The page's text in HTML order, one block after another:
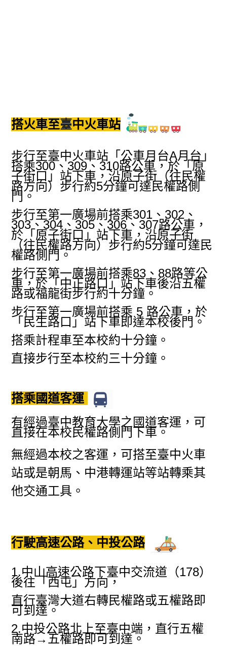
搭火車至臺中火車站
步行至臺中火車站「公車月台A月台」
搭乘300、309、310路公車，於「原
子街口」站下車，沿原子街（往民權
路方向）步行約5分鐘可達民權路側
門。
步行至第一廣場前搭乘301、302、
303、304、305、306、307路公車，
於「原子街口」站下車，沿原子街
（往民權路方向）步行約5分鐘可達民
權路側門。
步行至第一廣場前搭乘83 、 88路等公
車，於「中正路口」站下車後沿五權
路或福龍街步行約十分鐘。
步行至第一廣場前搭乘 5 路公車，於
「民生路口」站下車即達本校後門。
搭乘計程車至本校約十分鐘。
直接步行至本校約三十分鐘。
搭乘國道客運
有經過臺中教育大學之國道客運，可
直接在本校民權路側門下車。
無經過本校之客運，可搭至臺中火車
站或是朝馬、中港轉運站等站轉乘其
他交通工具。
行駛高速公路、中投公路
1.中山高速公路下臺中交流道（178）
後往「西屯」方向，
直行臺灣大道右轉民權路或五權路即
可到達。
2.中投公路北上至臺中端，直行五權
南路→ 五權路即可到達。